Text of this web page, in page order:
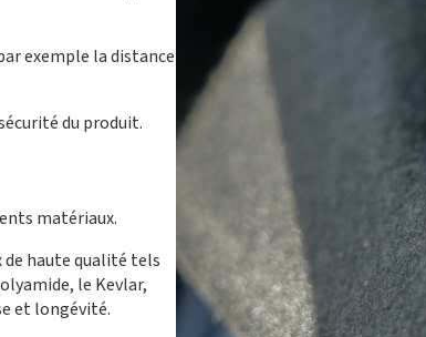
exemple la distance
du produit.
matériaux.
de haute qualité tels
le Kevlar,
et longévité.